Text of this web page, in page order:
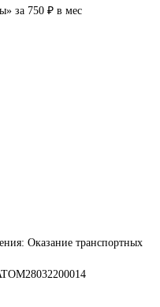
за 750 ₽ в мес
Оказание транспортных